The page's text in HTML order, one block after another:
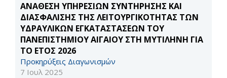
ΑΝΑΘΕΣΗ ΥΠΗΡΕΣΙΩΝ ΣΥΝΤΗΡΗΣΗΣ ΚΑΙ
ΔΙΑΣΦΑΛΙΣΗΣ ΤΗΣ ΛΕΙΤΟΥΡΓΙΚΟΤΗΤΑΣ ΤΩΝ
ΥΔΡΑΥΛΙΚΩΝ ΕΓΚΑΤΑΣΤΑΣΕΩΝ ΤΟΥ
ΠΑΝΕΠΙΣΤΗΜΙΟΥ ΑΙΓΑΙΟΥ ΣΤΗ ΜΥΤΙΛΗΝΗ ΓΙΑ
ΤΟ ΕΤΟΣ 2026
Προκηρύξεις Διαγωνισμών
7 Ιουλ 2025